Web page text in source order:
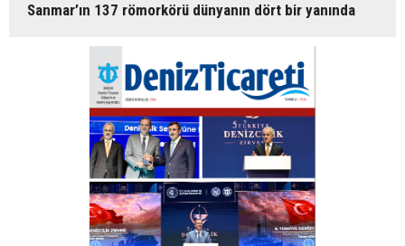
Sanmar’ın 137 römorkörü dünyanın dört bir yanında